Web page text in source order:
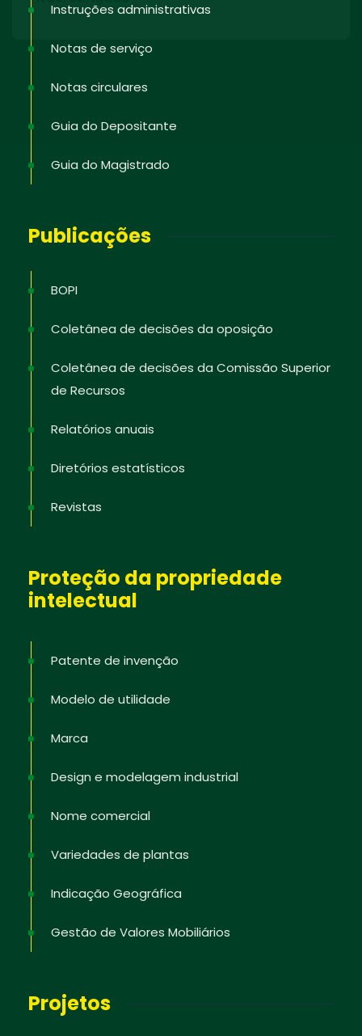
Instruções administrativas
Notas de serviço
Notas circulares
Guia do Depositante
Guia do Magistrado
Publicações
BOPI
Coletânea de decisões da oposição
Coletânea de decisões da Comissão Superior
de Recursos
Relatórios anuais
Diretórios estatísticos
Revistas
Proteção da propriedade
intelectual
Patente de invenção
Modelo de utilidade
Marca
Design e modelagem industrial
Nome comercial
Variedades de plantas
Indicação Geográfica
Gestão de Valores Mobiliários
Projetos